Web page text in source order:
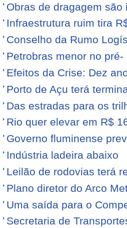
Obras de dragagem
Infraestrutura ruim tira
Conselho da Rumo
Petrobras menor no pré-
Efeitos da Crise: Dez
Porto de Açu terá
Das estradas para os
Rio quer elevar em R$
Governo fluminense
Indústria ladeira abaixo
Leilão de rodovias terá
Plano diretor do Arco
Uma saída para o
Secretaria de